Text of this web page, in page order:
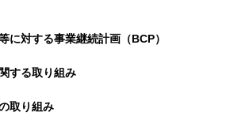
に対する事業継続計画（BCP）
する取り組み
取り組み